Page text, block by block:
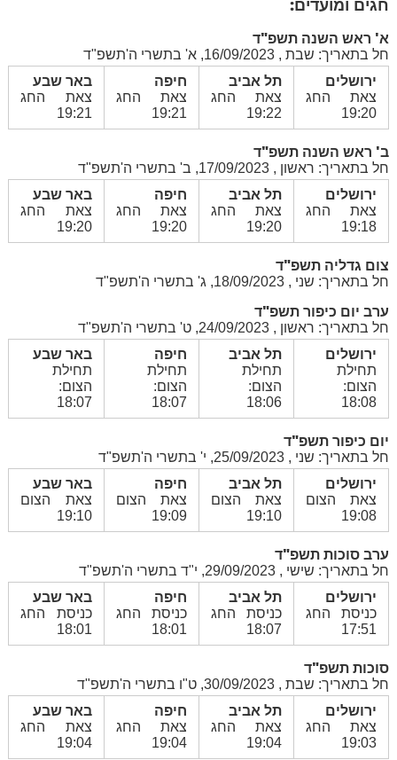
חגים ומועדים:
א' ראש השנה תשפ"ד
חל בתאריך: שבת , 16/09/2023, א' בתשרי ה'תשפ"ד
ירושלים
צאת החג
19:20
תל אביב
צאת החג
19:22
חיפה
צאת החג
19:21
באר שבע
צאת החג
19:21
ב' ראש השנה תשפ"ד
חל בתאריך: ראשון , 17/09/2023, ב' בתשרי ה'תשפ"ד
ירושלים
צאת החג
19:18
תל אביב
צאת החג
19:20
חיפה
צאת החג
19:20
באר שבע
צאת החג
19:20
צום גדליה תשפ"ד
חל בתאריך: שני , 18/09/2023, ג' בתשרי ה'תשפ"ד
ערב יום כיפור תשפ"ד
חל בתאריך: ראשון , 24/09/2023, ט' בתשרי ה'תשפ"ד
ירושלים
תחילת
הצום:
18:08
תל אביב
תחילת
הצום:
18:06
חיפה
תחילת
הצום:
18:07
באר שבע
תחילת
הצום:
18:07
יום כיפור תשפ"ד
חל בתאריך: שני , 25/09/2023, י' בתשרי ה'תשפ"ד
ירושלים
צאת הצום
19:08
תל אביב
צאת הצום
19:10
חיפה
צאת הצום
19:09
באר שבע
צאת הצום
19:10
ערב סוכות תשפ"ד
חל בתאריך: שישי , 29/09/2023, י"ד בתשרי ה'תשפ"ד
ירושלים
כניסת החג
17:51
תל אביב
כניסת החג
18:07
חיפה
כניסת החג
18:01
באר שבע
כניסת החג
18:01
סוכות תשפ"ד
חל בתאריך: שבת , 30/09/2023, ט"ו בתשרי ה'תשפ"ד
ירושלים
צאת החג
19:03
תל אביב
צאת החג
19:04
חיפה
צאת החג
19:04
באר שבע
צאת החג
19:04